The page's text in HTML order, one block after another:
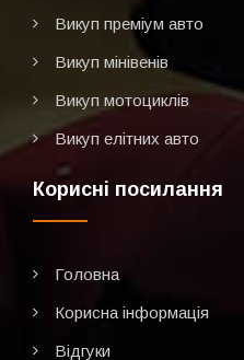
Викуп преміум авто
Викуп мінівенів
Викуп мотоциклів
Викуп елітних авто
Корисні посилання
Головна
Корисна інформація
Відгуки